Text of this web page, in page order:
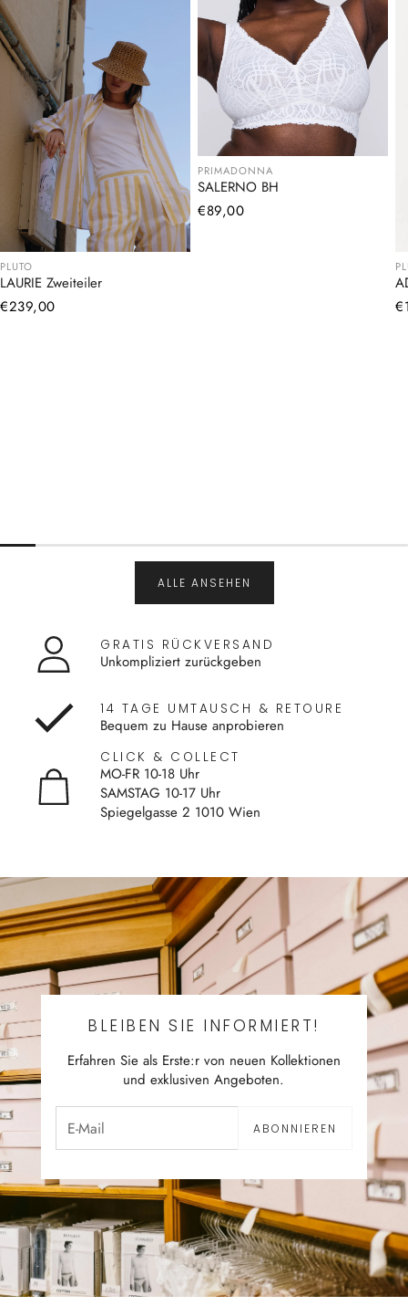
PLUTO
LAURIE Zweiteiler
Normaler
€239,00
PRIMADONNA
SALERNO BH
Normaler
€89,00
ALLE ANSEHEN
GRATIS RÜCKVERSAND
Unkompliziert zurückgeben
14 TAGE UMTAUSCH & RETOURE
Bequem zu Hause anprobieren
CLICK & COLLECT
MO-FR 10-18 Uhr
SAMSTAG 10-17 Uhr
Spiegelgasse 2 1010 Wien
BLEIBEN SIE INFORMIERT!
Erfahren Sie als Erste:r von neuen Kollektionen
und exklusiven Angeboten.
ABONNIEREN